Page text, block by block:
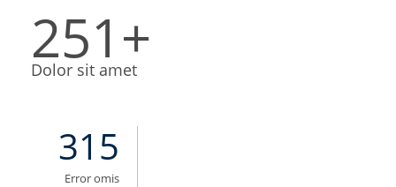
251+
Dolor sit amet
315
Error omis